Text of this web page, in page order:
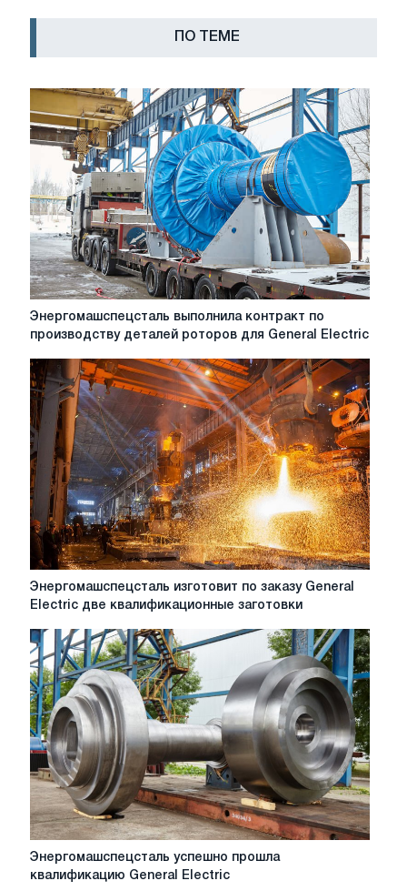
ПО ТЕМЕ
Энергомашспецсталь
по
производству
деталей
роторов
для
General
Electric
Энергомашспецсталь выполнила контракт по
производству деталей роторов для General Electric
Энергомашспецсталь
изготовит
заказу
General
Electric
две
квалификационные
заготовки
Энергомашспецсталь изготовит по заказу General
Electric две квалификационные заготовки
Энергомашспецсталь
успешно
Энергомашспецсталь успешно прошла
квалификацию General Electric